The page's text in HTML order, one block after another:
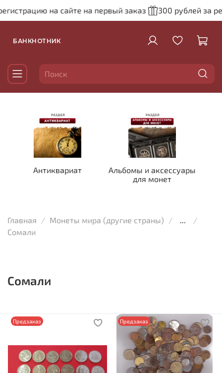
на сайте на первый заказ 300 рублей за
БАНКНОТНИК
Антиквариат
Альбомы и аксессуары
для монет
Главная Монеты мира (другие страны)
...
Сомали
Сомали
Предзаказ Предзаказ